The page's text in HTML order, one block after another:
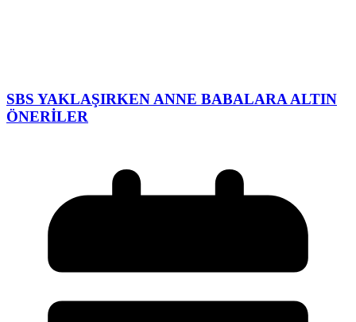
SBS YAKLAŞIRKEN ANNE BABALARA ALTIN
ÖNERİLER